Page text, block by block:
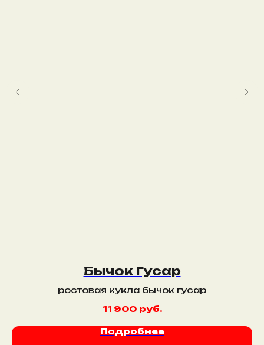
Бычок Гусар
ростовая кукла бычок гусар
11 900 руб.
Подробнее